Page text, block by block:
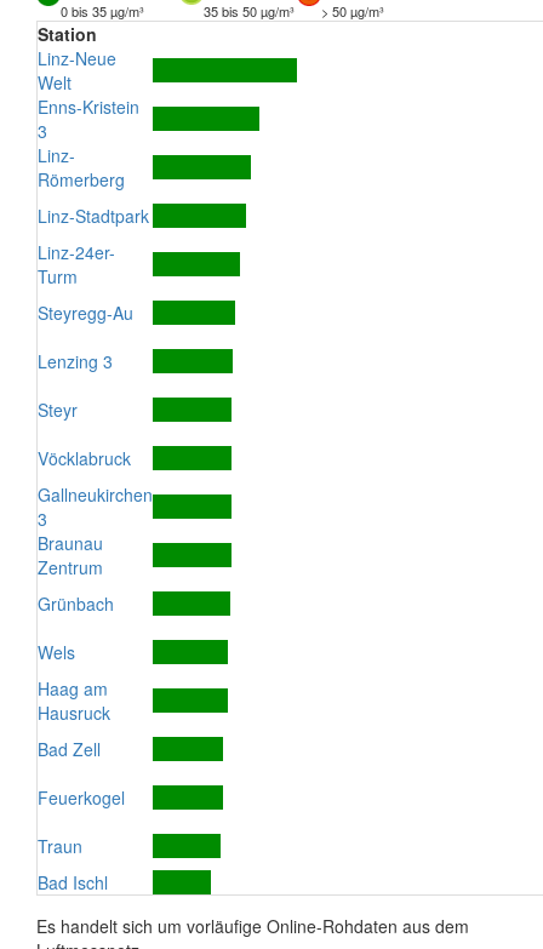
0 bis 35 µg/m³
35 bis 50 µg/m³ > 50 µg/m³
Station
Linz-Neue
Welt
Enns-Kristein
3
Linz-
Römerberg
Linz-Stadtpark
Linz-24er-
Turm
Steyregg-Au
Lenzing 3
Steyr
Vöcklabruck
Gallneukirchen
3
Braunau
Zentrum
Grünbach
Wels
Haag am
Hausruck
Bad Zell
Feuerkogel
Traun
Bad Ischl
Es handelt sich um vorläufige Online-Rohdaten aus dem